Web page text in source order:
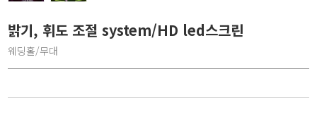
밝기, 휘도 조절 system/HD led스크린
웨딩홀/무대